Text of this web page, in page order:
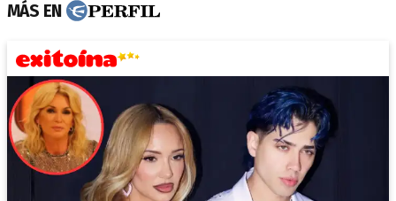
MÁS EN